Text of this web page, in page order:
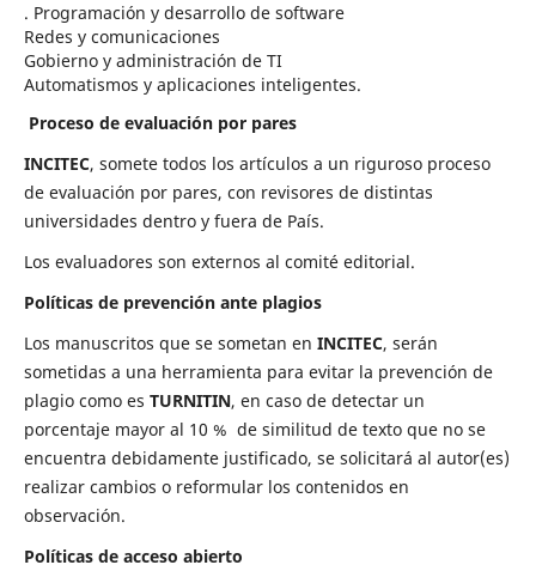
. Programación y desarrollo de software
Redes y comunicaciones
Gobierno y administración de TI
Automatismos y aplicaciones inteligentes.
Proceso de evaluación por pares
INCITEC, somete todos los artículos a un riguroso proceso
de evaluación por pares, con revisores de distintas
universidades dentro y fuera de País.
Los evaluadores son externos al comité editorial.
Políticas de prevención ante plagios
Los manuscritos que se sometan en INCITEC, serán
sometidas a una herramienta para evitar la prevención de
plagio como es TURNITIN, en caso de detectar un
porcentaje mayor al 10 % de similitud de texto que no se
encuentra debidamente justificado, se solicitará al autor(es)
realizar cambios o reformular los contenidos en
observación.
Políticas de acceso abierto